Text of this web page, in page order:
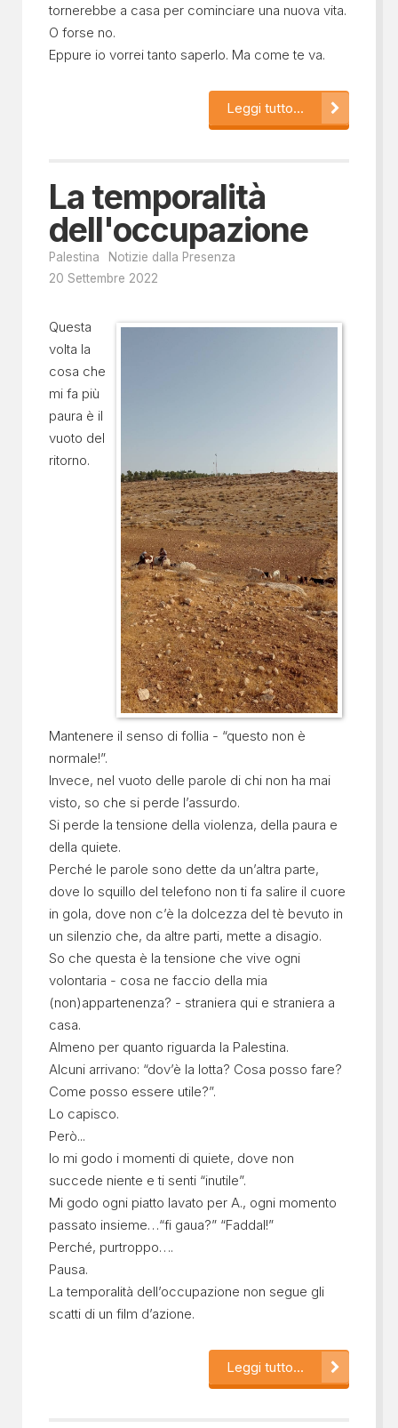
tornerebbe a casa per cominciare una nuova vita.
O forse no.
Eppure io vorrei tanto saperlo. Ma come te va.
Leggi tutto...
La temporalità
dell'occupazione
Palestina
Notizie dalla Presenza
20 Settembre 2022
Questa
volta la
cosa che
mi fa più
paura è il
vuoto del
ritorno.
Mantenere il senso di follia - “questo non è
normale!”.
Invece, nel vuoto delle parole di chi non ha mai
visto, so che si perde l’assurdo.
Si perde la tensione della violenza, della paura e
della quiete.
Perché le parole sono dette da un’altra parte,
dove lo squillo del telefono non ti fa salire il cuore
in gola, dove non c’è la dolcezza del tè bevuto in
un silenzio che, da altre parti, mette a disagio.
So che questa è la tensione che vive ogni
volontaria - cosa ne faccio della mia
(non)appartenenza? - straniera qui e straniera a
casa.
Almeno per quanto riguarda la Palestina.
Alcuni arrivano: “dov’è la lotta? Cosa posso fare?
Come posso essere utile?”.
Lo capisco.
Però...
Io mi godo i momenti di quiete, dove non
succede niente e ti senti “inutile”.
Mi godo ogni piatto lavato per A., ogni momento
passato insieme…“fi gaua?” “Faddal!”
Perché, purtroppo….
Pausa.
La temporalità dell’occupazione non segue gli
scatti di un film d’azione.
Leggi tutto...